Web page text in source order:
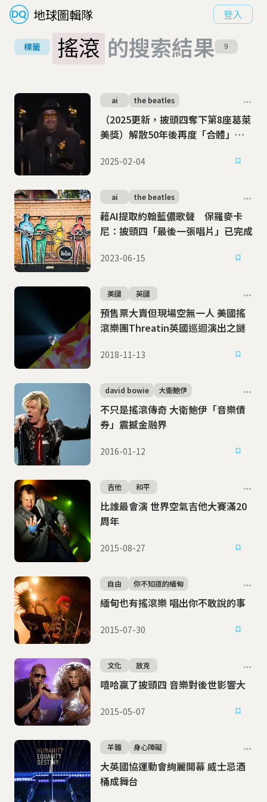
地球圖輯隊 登入
標籤 搖滾 的搜索結果 9
（2025更新，披頭四奪下第8座葛萊
美獎）解散50年後再度「合體」！
〈Now And Then〉
ai the beatles
2025-02-04
藉AI提取約翰藍儂歌聲 保羅麥卡
尼：披頭四「最後一張唱片」已完成
ai the beatles
2023-06-15
預售票大賣但現場空無一人 美國搖
滾樂團Threatin英國巡迴演出之謎
美國 英國
2018-11-13
不只是搖滾傳奇 大衛鮑伊「音樂債
券」震撼金融界
david bowie 大衛鮑伊
2016-01-12
比誰最會演 世界空氣吉他大賽滿20
周年
吉他 和平
2015-08-27
緬甸也有搖滾樂 唱出你不敢說的事
自由 你不知道的緬甸
2015-07-30
嘻哈贏了披頭四 音樂對後世影響大
文化 放克
2015-05-07
大英國協運動會絢麗開幕 威士忌酒
桶成舞台
羊雜 身心障礙